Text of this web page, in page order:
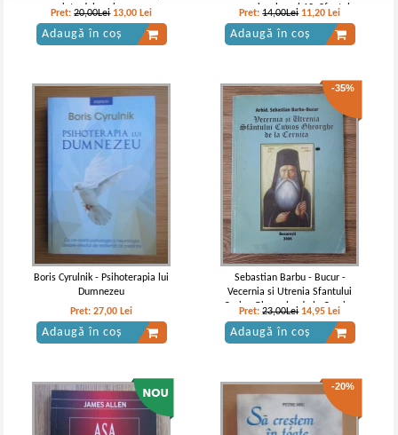
viata duhovniceasca
Pret:20,00Lei 13,00 Lei
Adaugă în coș
romani, volumul 12. Sfantul
Mare Mucenic Ioan cel Nou de
la Suceava
Pret:14,00Lei 11,20 Lei
Adaugă în coș
Boris Cyrulnik - Psihoterapia lui
Dumnezeu
Pret:27,00 Lei
Adaugă în coș
-35%
Sebastian Barbu - Bucur -
Vecernia si Utrenia Sfantului
Cuvios Gheorghe de la Cernica
Pret:23,00Lei 14,95 Lei
Adaugă în coș
-20%